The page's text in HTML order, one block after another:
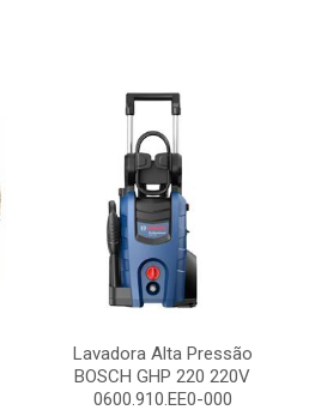
Lavadora Alta Pressão
BOSCH GHP 220 220V
0600.910.EE0-000